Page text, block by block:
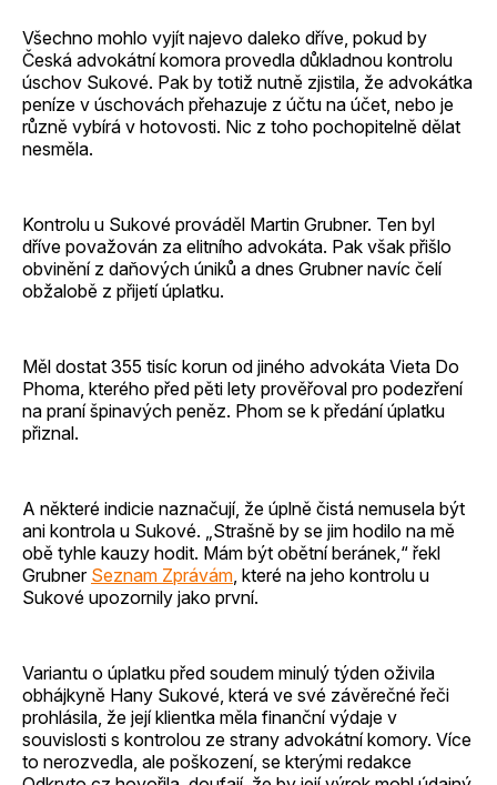
Všechno mohlo vyjít najevo daleko dříve, pokud by
Česká advokátní komora provedla důkladnou kontrolu
úschov Sukové. Pak by totiž nutně zjistila, že advokátka
peníze v úschovách přehazuje z účtu na účet, nebo je
různě vybírá v hotovosti. Nic z toho pochopitelně dělat
nesměla.
Kontrolu u Sukové prováděl Martin Grubner. Ten byl
dříve považován za elitního advokáta. Pak však přišlo
obvinění z daňových úniků a dnes Grubner navíc čelí
obžalobě z přijetí úplatku.
Měl dostat 355 tisíc korun od jiného advokáta Vieta Do
Phoma, kterého před pěti lety prověřoval pro podezření
na praní špinavých peněz. Phom se k předání úplatku
přiznal.
A některé indicie naznačují, že úplně čistá nemusela být
ani kontrola u Sukové. „Strašně by se jim hodilo na mě
obě tyhle kauzy hodit. Mám být obětní beránek,“ řekl
Grubner Seznam Zprávám, které na jeho kontrolu u
Sukové upozornily jako první.
Variantu o úplatku před soudem minulý týden oživila
obhájkyně Hany Sukové, která ve své závěrečné řeči
prohlásila, že její klientka měla finanční výdaje v
souvislosti s kontrolou ze strany advokátní komory. Více
to nerozvedla, ale poškození, se kterými redakce